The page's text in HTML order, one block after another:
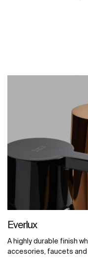
Everlux
A highly durable finish
accesories, faucets and